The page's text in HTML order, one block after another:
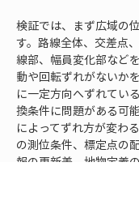
検証では、まず広域の
す。路線全体、交差点
線部、幅員変化部など
動や回転ずれがないか
に一定方向へずれてい
換条件に問題がある可
によってずれ方が変わ
の測位条件、標定点の
報の更新差、地物定義